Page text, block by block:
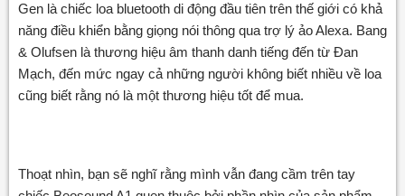
Gen là chiếc loa bluetooth di động đầu tiên trên thế giới có khả
năng điều khiển bằng giọng nói thông qua trợ lý ảo Alexa. Bang
& Olufsen là thương hiệu âm thanh danh tiếng đến từ Đan
Mạch, đến mức ngay cả những người không biết nhiều về loa
cũng biết rằng nó là một thương hiệu tốt để mua.
Thoạt nhìn, bạn sẽ nghĩ rằng mình vẫn đang cầm trên tay